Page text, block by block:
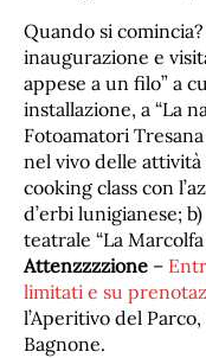
Quando si comincia?
inaugurazione e
appese a un filo” a
installazione, a “La
Fotoamatori
nel vivo delle attività
cooking class con
d’erbi lunigianese;
teatrale “La
Attenzzzzione –
limitati e su
l’Aperitivo del
Bagnone.